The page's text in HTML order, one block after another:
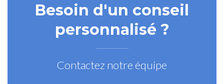
Besoin d'un conseil
personnalisé ?
Contactez notre équipe